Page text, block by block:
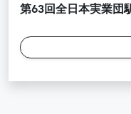
第63回全日本実業団